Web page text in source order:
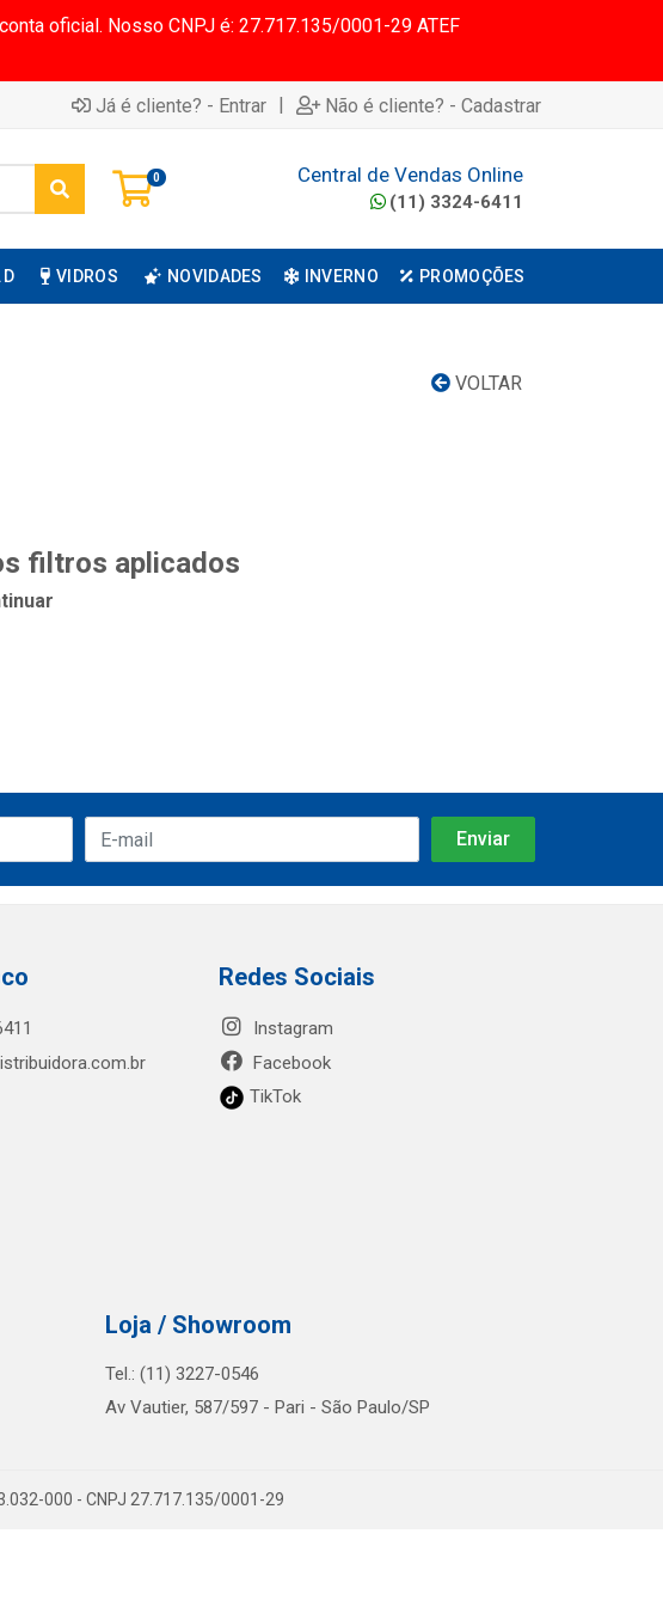
oficial. Nosso CNPJ é: 27.717.135/0001-29 ATEF
Já é cliente? - Entrar | Não é cliente? - Cadastrar
0 Central de Vendas Online
(11) 3324-6411
VIDROS NOVIDADES INVERNO PROMOÇÕES
VOLTAR
filtros aplicados
Redes Sociais
Instagram
Facebook
TikTok
Loja / Showroom
Tel.: (11) 3227-0546
Av Vautier, 587/597 - Pari - São Paulo/SP
000 - CNPJ 27.717.135/0001-29